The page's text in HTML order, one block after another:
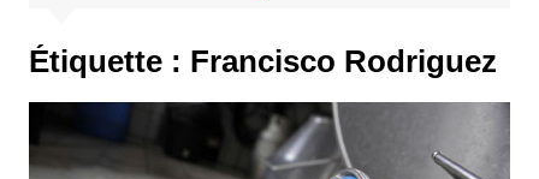
Étiquette : Francisco Rodriguez